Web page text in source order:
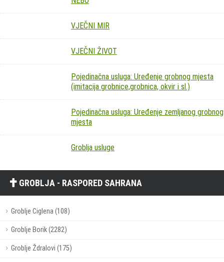
VJEČNI MIR
VJEČNI ŽIVOT
Pojedinačna usluga: Uređenje grobnog mjesta
(imitacija grobnice,grobnica, okvir i sl.)
Pojedinačna usluga: Uređenje zemljanog grobnog
mjesta
Groblja usluge
GROBLJA - RASPORED SAHRANA
Groblje Ciglena (108)
Groblje Borik (2282)
Groblje Ždralovi (175)